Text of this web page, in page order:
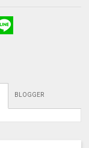
BLOGGER